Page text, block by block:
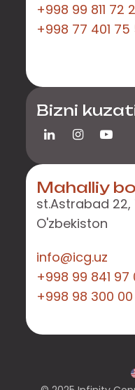
+998 99 811 72
+998 77 401 75
Bizni
Mahalliy
st.Astrabad
O'zbekiston
info@icg.uz
+998 99 841 97
+998 98 300